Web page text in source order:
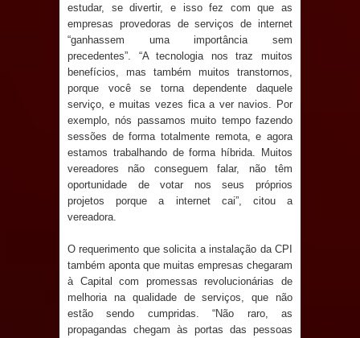
Santana
Saúde Bucal: Mais de 470 próteses
Prefeitura de Sapé em 2026
Caldas Brandão: Tradicional Festa de
Santana 2026 será neste sábado (25)
Nota de pesar: Câmara de Marí
lamenta a morte da ex-vereadora
Neta do Sindicato
estudar, se divertir, e isso fez com que as
empresas provedoras de serviços de internet
“ganhassem uma importância sem
precedentes”. “A tecnologia nos traz muitos
benefícios, mas também muitos transtornos,
porque você se torna dependente daquele
serviço, e muitas vezes fica a ver navios. Por
exemplo, nós passamos muito tempo fazendo
sessões de forma totalmente remota, e agora
estamos trabalhando de forma híbrida. Muitos
vereadores não conseguem falar, não têm
oportunidade de votar nos seus próprios
projetos porque a internet cai”, citou a
vereadora.
O requerimento que solicita a instalação da CPI
também aponta que muitas empresas chegaram
à Capital com promessas revolucionárias de
melhoria na qualidade de serviços, que não
estão sendo cumpridas. “Não raro, as
propagandas chegam às portas das pessoas